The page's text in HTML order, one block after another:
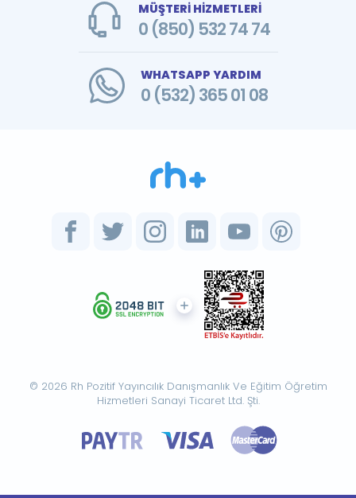
MÜŞTERİ HİZMETLERİ
0 (850) 532 74 74
WHATSAPP YARDIM
0 (532) 365 01 08
© 2026 Rh Pozitif Yayıncılık Danışmanlık Ve Eğitim Öğretim
Hizmetleri Sanayi Ticaret Ltd. Şti.